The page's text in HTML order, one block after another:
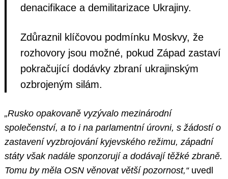
denacifikace a demilitarizace Ukrajiny.
Zdůraznil klíčovou podmínku Moskvy, že
rozhovory jsou možné, pokud Západ zastaví
pokračující dodávky zbraní ukrajinským
ozbrojeným silám.
„Rusko opakovaně vyzývalo mezinárodní
společenství, a to i na parlamentní úrovni, s žádostí o
zastavení vyzbrojování kyjevského režimu, západní
státy však nadále sponzorují a dodávají těžké zbraně.
Tomu by měla OSN věnovat větší pozornost,“ uvedl